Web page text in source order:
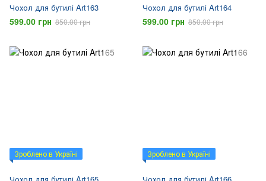
Чохол для бутилі Art163
599.00 грн 850.00 грн
Чохол для бутилі Art164
599.00 грн 850.00 грн
Зроблено в Україні Зроблено в Україні